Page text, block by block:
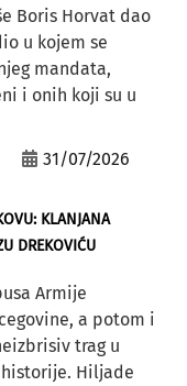
Boris Horvat dao
u kojem se
mandata,
i onih koji su u
31/07/2026
KLANJANA
DREKOVIĆU
Armije
a potom i
trag u
Hiljade